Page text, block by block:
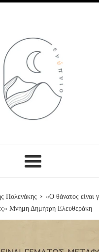
Menu
Πολενάκης › «Ο θάνατος είναι
Μνήμη Δημήτρη Ελευθεράκη